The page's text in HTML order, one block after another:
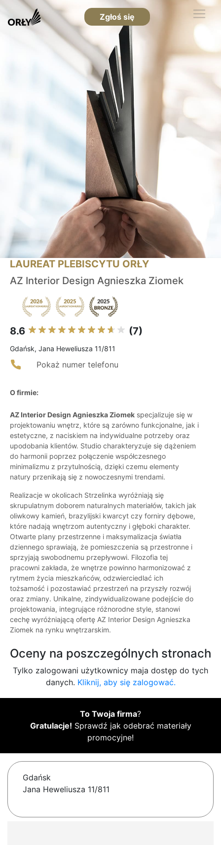
Zgłoś się
LAUREAT PLEBISCYTU ORŁY
AZ Interior Design Agnieszka Ziomek
8.6 (7)
Gdańsk, Jana Heweliusza 11/811
Pokaż numer telefonu
O firmie:
AZ Interior Design Agnieszka Ziomek specjalizuje się w
projektowaniu wnętrz, które są zarówno funkcjonalne, jak i
estetyczne, z naciskiem na indywidualne potrzeby oraz
upodobania klientów. Studio charakteryzuje się dążeniem
do harmonii poprzez połączenie współczesnego
minimalizmu z przytulnością, dzięki czemu elementy
natury przenikają się z nowoczesnymi trendami.
Realizacje w okolicach Strzelinka wyróżniają się
skrupulatnym doborem naturalnych materiałów, takich jak
oliwkowy kamień, brazylijski kwarcyt czy forniry dębowe,
które nadają wnętrzom autentyczny i głęboki charakter.
Otwarte plany przestrzenne i maksymalizacja światła
dziennego sprawiają, że pomieszczenia są przestronne i
sprzyjają swobodnemu przepływowi. Filozofia tej
pracowni zakłada, że wnętrze powinno harmonizować z
rytmem życia mieszkańców, odzwierciedlać ich
tożsamość i pozostawiać przestrzeń na przyszły rozwój
oraz zmiany. Unikalne, zindywidualizowane podejście do
projektowania, integrujące różnorodne style, stanowi
cechę wyróżniającą ofertę AZ Interior Design Agnieszka
Ziomek na rynku wnętrzarskim.
Oceny na poszczególnych stronach
Tylko zalogowani użytkownicy maja dostęp do tych
danych. Kliknij, aby się zalogować.
To Twoja firma?
Gratulacje! Sprawdź jak odebrać materiały
promocyjne!
Gdańsk
Jana Heweliusza 11/811